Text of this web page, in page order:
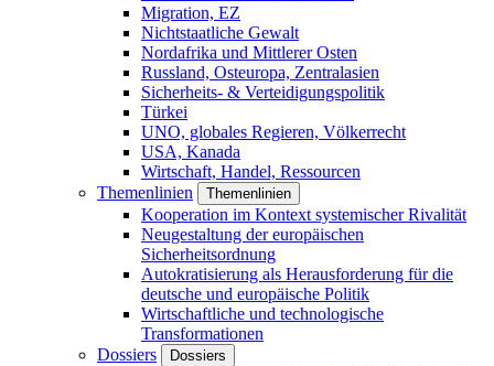
Migration, EZ
Nichtstaatliche Gewalt
Nordafrika und Mittlerer Osten
Russland, Osteuropa, Zentralasien
Sicherheits- & Verteidigungspolitik
Türkei
UNO, globales Regieren, Völkerrecht
USA, Kanada
Wirtschaft, Handel, Ressourcen
Themenlinien
Themenlinien
Kooperation im Kontext systemischer Rivalität
Neugestaltung der europäischen
Sicherheitsordnung
Autokratisierung als Herausforderung für die
deutsche und europäische Politik
Wirtschaftliche und technologische
Transformationen
Dossiers
Dossiers